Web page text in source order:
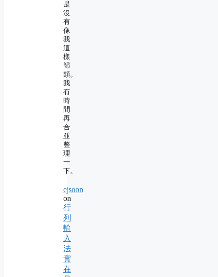
是
沒
有
像
我
這
樣
歸
類。
我
有
時
間
再
合
並
整
理
一
下。
ejsoon
on
行
列
輸
入
法
實
在